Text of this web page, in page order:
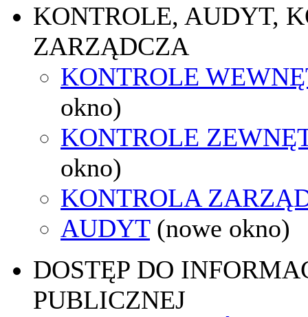
KONTROLE, AUDYT,
ZARZĄDCZA
KONTROLE
okno)
KONTROLE
okno)
KONTROLA
AUDYT (nowe okno)
DOSTĘP DO
PUBLICZNEJ